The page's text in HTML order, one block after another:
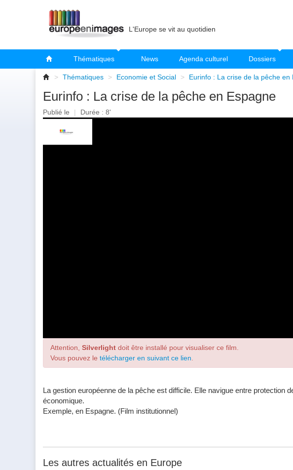
L'Europe se vit au quotidien
Thématiques News Agenda culturel Dossiers
> Thématiques > Economie et Social > Eurinfo : La crise de la pêche en
Eurinfo : La crise de la pêche en Espagne
Publié le | Durée : 8'
Attention, Silverlight doit être installé pour visualiser ce film.
Vous pouvez le télécharger en suivant ce lien
La gestion européenne de la pêche est difficile. Elle navigue entre protection
économique.
Exemple, en Espagne. (Film institutionnel)
Les autres actualités en Europe